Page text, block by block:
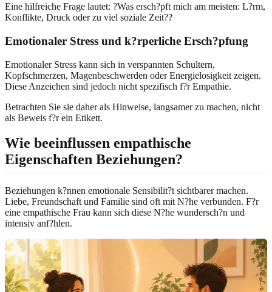
Eine hilfreiche Frage lautet: ?Was ersch?pft mich am meisten: L?rm,
Konflikte, Druck oder zu viel soziale Zeit??
Emotionaler Stress und k?rperliche Ersch?pfung
Emotionaler Stress kann sich in verspannten Schultern,
Kopfschmerzen, Magenbeschwerden oder Energielosigkeit zeigen.
Diese Anzeichen sind jedoch nicht spezifisch f?r Empathie.
Betrachten Sie sie daher als Hinweise, langsamer zu machen, nicht
als Beweis f?r ein Etikett.
Wie beeinflussen empathische
Eigenschaften Beziehungen?
Beziehungen k?nnen emotionale Sensibilit?t sichtbarer machen.
Liebe, Freundschaft und Familie sind oft mit N?he verbunden. F?r
eine empathische Frau kann sich diese N?he wundersch?n und
intensiv anf?hlen.